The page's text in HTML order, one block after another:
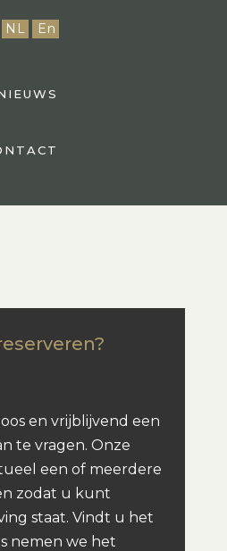
NL En
en vrijblijvend een
te vragen. Onze
een of meerdere
zodat u kunt
staat. Vindt u het
nemen we het